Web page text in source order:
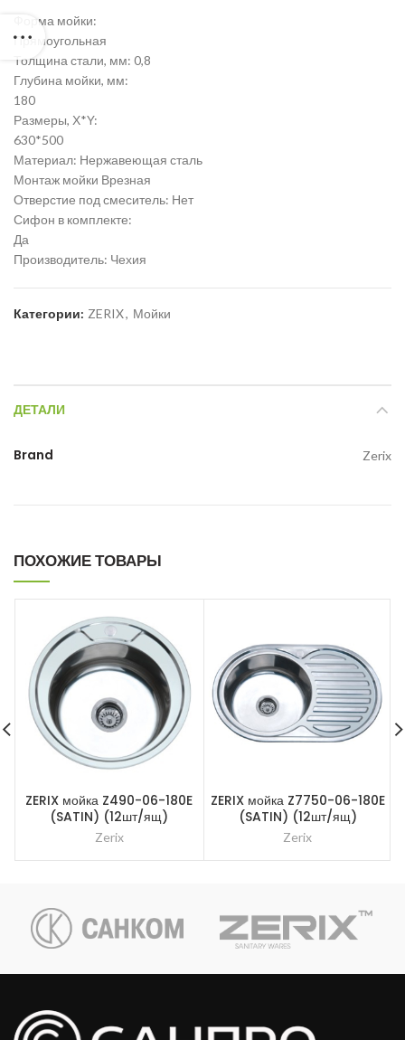
Форма мойки:
Прямоугольная
Толщина стали, мм: 0,8
Глубина мойки, мм:
180
Размеры, Х*Y:
630*500
Материал: Нержавеющая сталь
Монтаж мойки Врезная
Отверстие под смеситель: Нет
Сифон в комплекте:
Да
Производитель: Чехия
Категории: ZERIX, Мойки
ДЕТАЛИ
Brand Zerix
ПОХОЖИЕ ТОВАРЫ
ZERIX мойка Z490-06-180E
(SATIN) (12шт/ящ)
Zerix
ZERIX мойка Z7750-06-180E
(SATIN) (12шт/ящ)
Zerix